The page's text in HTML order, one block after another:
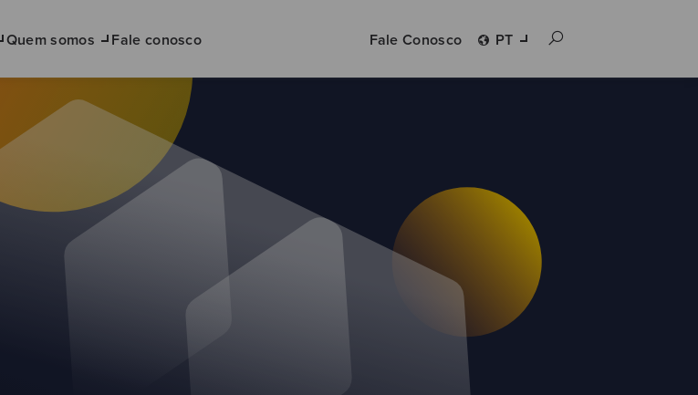
Quem somos Fale conosco Fale Conosco PT